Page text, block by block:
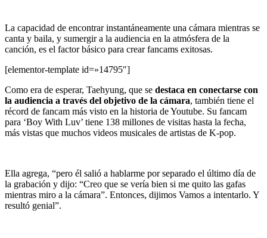
La capacidad de encontrar instantáneamente una cámara mientras se
canta y baila, y sumergir a la audiencia en la atmósfera de la
canción, es el factor básico para crear fancams exitosas.
[elementor-template id=»14795″]
Como era de esperar, Taehyung, que se destaca en conectarse con
la audiencia a través del objetivo de la cámara, también tiene el
récord de fancam más visto en la historia de Youtube. Su fancam
para ‘Boy With Luv’ tiene 138 millones de visitas hasta la fecha,
más vistas que muchos videos musicales de artistas de K-pop.
Ella agrega, “pero él salió a hablarme por separado el último día de
la grabación y dijo: “Creo que se vería bien si me quito las gafas
mientras miro a la cámara”. Entonces, dijimos Vamos a intentarlo. Y
resultó genial”.